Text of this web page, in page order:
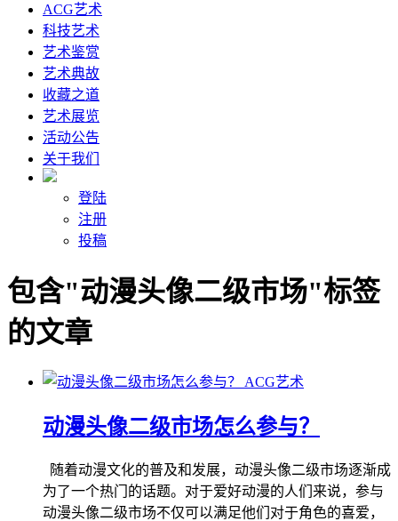
ACG艺术
科技艺术
艺术鉴赏
艺术典故
收藏之道
艺术展览
活动公告
关于我们
登陆
注册
投稿
包含"动漫头像二级市场"标签
的文章
ACG艺术
动漫头像二级市场怎么参与？
随着动漫文化的普及和发展，动漫头像二级市场逐渐成
为了一个热门的话题。对于爱好动漫的人们来说，参与
动漫头像二级市场不仅可以满足他们对于角色的喜爱，